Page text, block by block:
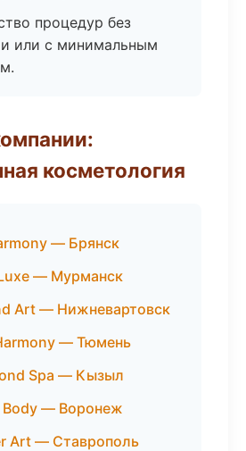
процедур без
или с минимальным
косметология
— Брянск
— Мурманск
Art — Нижневартовск
— Тюмень
Spa — Кызыл
Body — Воронеж
Art — Ставрополь